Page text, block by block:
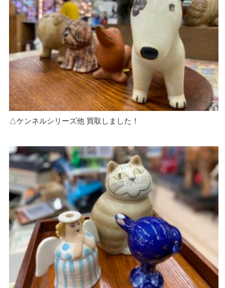
△ケンネルシリーズ他 買取しました！